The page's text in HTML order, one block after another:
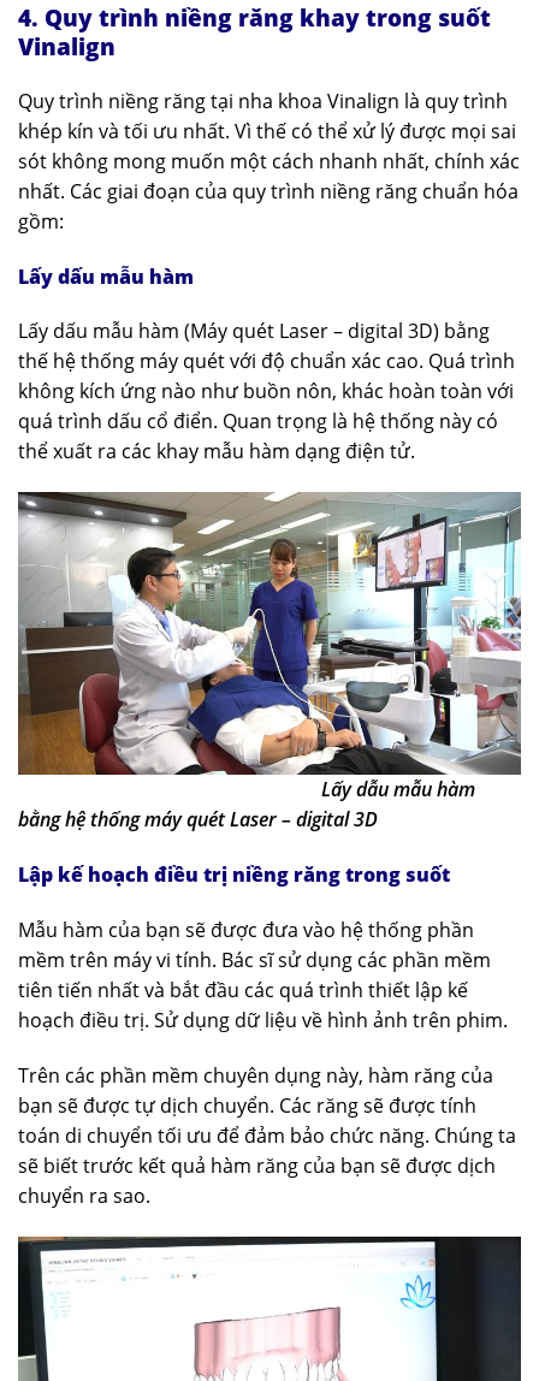
4. Quy trình niềng răng khay trong suốt
Vinalign
Quy trình niềng răng tại nha khoa Vinalign là quy trình
khép kín và tối ưu nhất. Vì thế có thể xử lý được mọi sai
sót không mong muốn một cách nhanh nhất, chính xác
nhất. Các giai đoạn của quy trình niềng răng chuẩn hóa
gồm:
Lấy dấu mẫu hàm
Lấy dấu mẫu hàm (Máy quét Laser – digital 3D) bằng
thế hệ thống máy quét với độ chuẩn xác cao. Quá trình
không kích ứng nào như buồn nôn, khác hoàn toàn với
quá trình dấu cổ điển. Quan trọng là hệ thống này có
thể xuất ra các khay mẫu hàm dạng điện tử.
Lấy dẫu mẫu hàm
bằng hệ thống máy quét Laser – digital 3D
Lập kế hoạch điều trị niềng răng trong suốt
Mẫu hàm của bạn sẽ được đưa vào hệ thống phần
mềm trên máy vi tính. Bác sĩ sử dụng các phần mềm
tiên tiến nhất và bắt đầu các quá trình thiết lập kế
hoạch điều trị. Sử dụng dữ liệu về hình ảnh trên phim.
Trên các phần mềm chuyên dụng này, hàm răng của
bạn sẽ được tự dịch chuyển. Các răng sẽ được tính
toán di chuyển tối ưu để đảm bảo chức năng. Chúng ta
sẽ biết trước kết quả hàm răng của bạn sẽ được dịch
chuyển ra sao.